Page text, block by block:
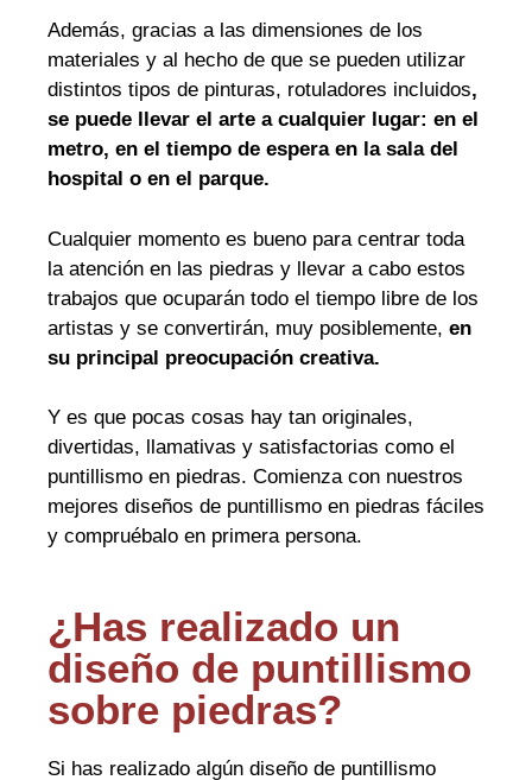
Además, gracias a las dimensiones de los
materiales y al hecho de que se pueden utilizar
distintos tipos de pinturas, rotuladores incluidos,
se puede llevar el arte a cualquier lugar: en el
metro, en el tiempo de espera en la sala del
hospital o en el parque.
Cualquier momento es bueno para centrar toda
la atención en las piedras y llevar a cabo estos
trabajos que ocuparán todo el tiempo libre de los
artistas y se convertirán, muy posiblemente, en
su principal preocupación creativa.
Y es que pocas cosas hay tan originales,
divertidas, llamativas y satisfactorias como el
puntillismo en piedras. Comienza con nuestros
mejores diseños de puntillismo en piedras fáciles
y compruébalo en primera persona.
¿Has realizado un
diseño de puntillismo
sobre piedras?
Si has realizado algún diseño de puntillismo